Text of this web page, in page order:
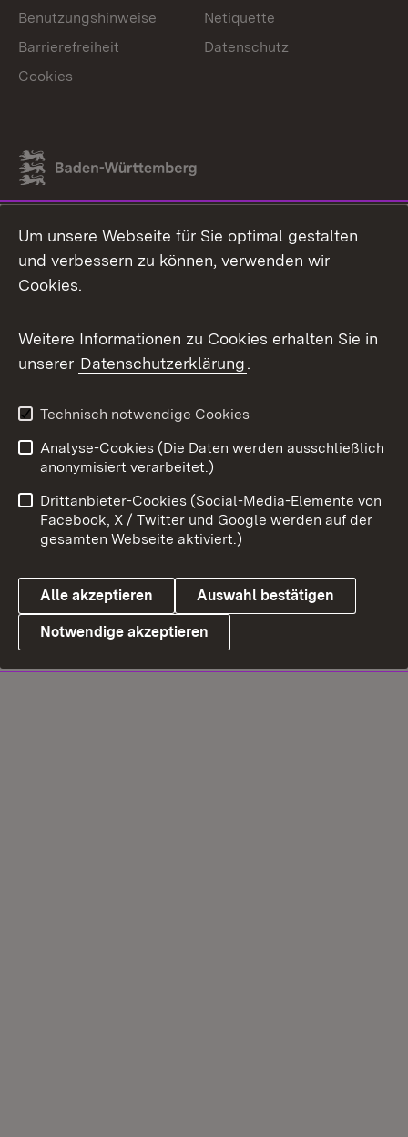
Link zum Landesportal
Benutzungshinweise
Netiquette
Barrierefreiheit
Datenschutz
Cookies
Um unsere Webseite für Sie optimal gestalten
und verbessern zu können, verwenden wir
Cookies.
Weitere Informationen zu Cookies erhalten Sie in
unserer Datenschutzerklärung.
Technisch notwendige Cookies
Analyse-Cookies (Die Daten werden ausschließlich
anonymisiert verarbeitet.)
Drittanbieter-Cookies (Social-Media-Elemente von
Facebook, X / Twitter und Google werden auf der
gesamten Webseite aktiviert.)
Alle akzeptieren Auswahl bestätigen
Notwendige akzeptieren